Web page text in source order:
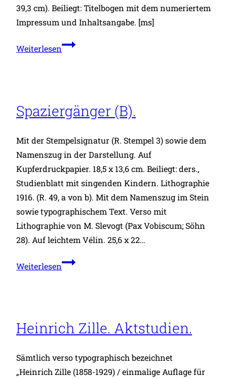
39,3 cm). Beiliegt: Titelbogen mit dem numeriertem
Impressum und Inhaltsangabe. [ms]
WeiterlesenSpaziergänger
Spaziergänger (B).
Mit der Stempelsignatur (R. Stempel 3) sowie dem
Namenszug in der Darstellung. Auf
Kupferdruckpapier. 18,5 x 13,6 cm. Beiliegt: ders.,
Studienblatt mit singenden Kindern. Lithographie
1916. (R. 49, a von b). Mit dem Namenszug im Stein
sowie typographischem Text. Verso mit
Lithographie von M. Slevogt (Pax Vobiscum; Söhn
28). Auf leichtem Vélin. 25,6 x 22…
WeiterlesenSpaziergänger
Heinrich Zille. Aktstudien.
Sämtlich verso typographisch bezeichnet
„Heinrich Zille (1858-1929) / einmalige Auflage für